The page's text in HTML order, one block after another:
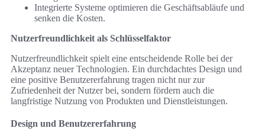
Integrierte Systeme optimieren die Geschäftsabläufe und
senken die Kosten.
Nutzerfreundlichkeit als Schlüsselfaktor
Nutzerfreundlichkeit spielt eine entscheidende Rolle bei der
Akzeptanz neuer Technologien. Ein durchdachtes Design und
eine positive Benutzererfahrung tragen nicht nur zur
Zufriedenheit der Nutzer bei, sondern fördern auch die
langfristige Nutzung von Produkten und Dienstleistungen.
Design und Benutzererfahrung